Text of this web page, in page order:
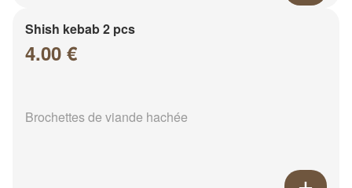
Shish kebab 2 pcs
4.00 €
Brochettes de viande hachée